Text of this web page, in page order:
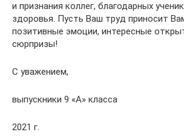
и признания коллег, благодарных
здоровья. Пусть Ваш труд приносит
позитивные эмоции, интересные
сюрпризы!
С уважением,
выпускники 9 «А» класса
2021 г.